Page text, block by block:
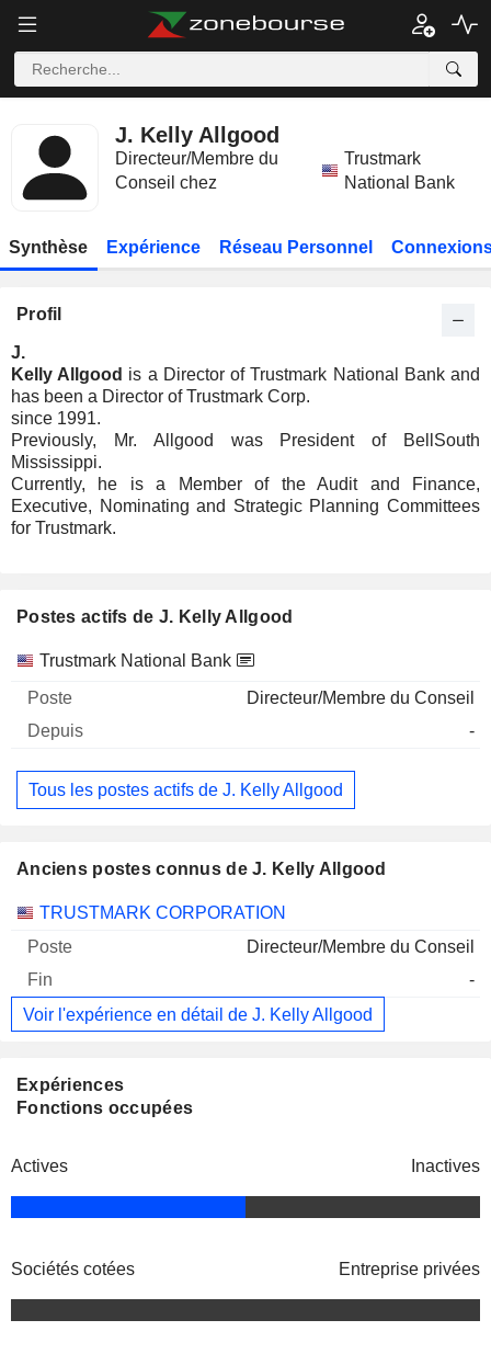
J. Kelly Allgood
Directeur/Membre du
Conseil chez
Trustmark
National Bank
Synthèse Expérience Réseau Personnel
Profil
J.
Kelly Allgood is a Director of Trustmark National Bank and
has been a Director of Trustmark Corp.
since 1991.
Previously, Mr. Allgood was President of BellSouth
Mississippi.
Currently, he is a Member of the Audit and Finance,
Executive, Nominating and Strategic Planning Committees
for Trustmark.
Postes actifs de J. Kelly Allgood
Sociétés Poste Début
Trustmark National Bank
Directeur/Membre du Conseil
-
Tous les postes actifs de J. Kelly Allgood
Anciens postes connus de J. Kelly Allgood
Sociétés Poste Fin
TRUSTMARK CORPORATION
Directeur/Membre du Conseil
-
Voir l'expérience en détail de J. Kelly Allgood
Expériences
Fonctions occupées
Actives Inactives
Sociétés cotées Entreprise privées